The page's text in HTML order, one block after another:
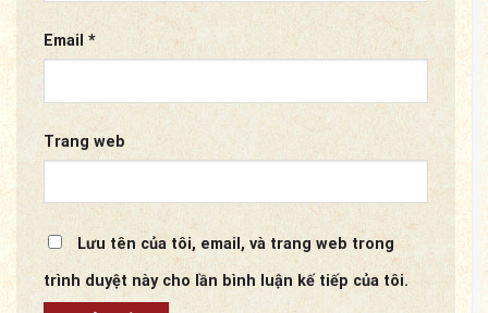
Email *
Trang web
Lưu tên của tôi, email, và trang web trong
trình duyệt này cho lần bình luận kế tiếp của tôi.